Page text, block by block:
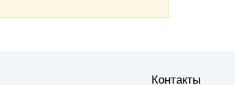
Контакты